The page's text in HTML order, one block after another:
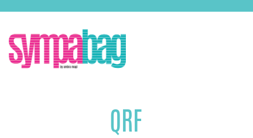
content
QRF